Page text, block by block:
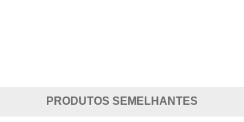
PRODUTOS SEMELHANTES